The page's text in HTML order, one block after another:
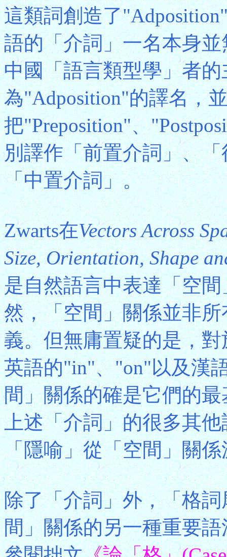
這類詞創造了
語的「介詞」一名本身
中國「語言類型學」者
為"Adposition"的譯名，
把"Preposition"、
別譯作「前置介詞」、
「中置介詞」。
Zwarts在Vectors Across
Size, Orientation, Shape
是自然語言中表達「空
然，「空間」關係並非
義。但無庸置疑的是，
英語的"in"、"on"以及漢
間」關係的確是它們的
上述「介詞」的很多其
「隱喻」從「空間」關
除了「介詞」外，「格詞
間」關係的另一種重要